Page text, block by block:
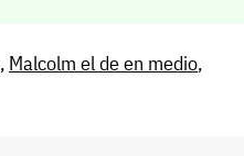
, Malcolm el de en medio,